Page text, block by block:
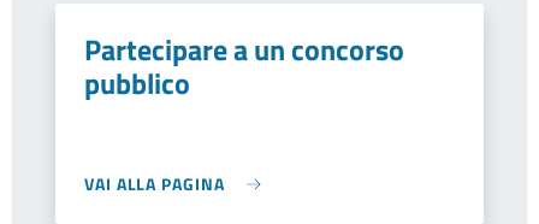
Partecipare a un concorso
pubblico
VAI ALLA PAGINA